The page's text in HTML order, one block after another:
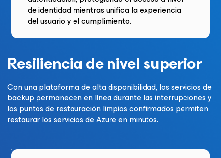
de identidad mientras unifica la experiencia
del usuario y el cumplimiento.
Resiliencia de nivel superior
Con una plataforma de alta disponibilidad, los servicios de
backup permanecen en línea durante las interrupciones y
los puntos de restauración limpios confirmados permiten
restaurar los servicios de Azure en minutos.